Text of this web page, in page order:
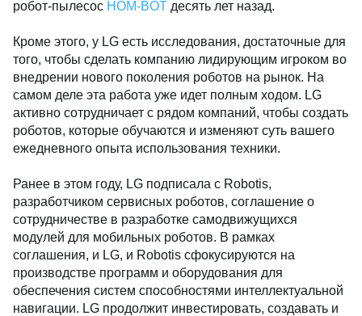
робот-пылесос HOM-BOT десять лет назад.
Кроме этого, у LG есть исследования, достаточные для
того, чтобы сделать компанию лидирующим игроком во
внедрении нового поколения роботов на рынок. На
самом деле эта работа уже идет полным ходом. LG
активно сотрудничает с рядом компаний, чтобы создать
роботов, которые обучаются и изменяют суть вашего
ежедневного опыта использования техники.
Ранее в этом году, LG подписала с Robotis,
разработчиком сервисных роботов, соглашение о
сотрудничестве в разработке самодвижущихся
модулей для мобильных роботов. В рамках
соглашения, и LG, и Robotis сфокусируются на
производстве программ и оборудования для
обеспечения систем способностями интеллектуальной
навигации. LG продолжит инвестировать, создавать и